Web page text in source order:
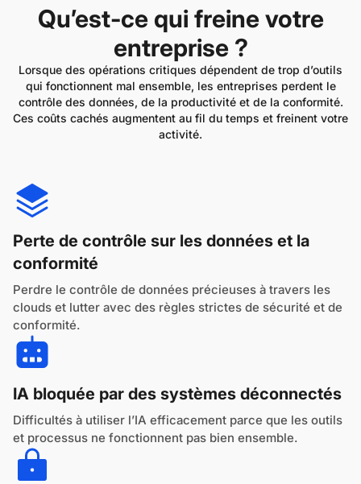
Qu’est-ce qui freine votre
entreprise ?
Lorsque des opérations critiques dépendent de trop d’outils
qui fonctionnent mal ensemble, les entreprises perdent le
contrôle des données, de la productivité et de la conformité.
Ces coûts cachés augmentent au fil du temps et freinent votre
activité.
Perte de contrôle sur les données et la
conformité
Perdre le contrôle de données précieuses à travers les
clouds et lutter avec des règles strictes de sécurité et de
conformité.
IA bloquée par des systèmes déconnectés
Difficultés à utiliser l’IA efficacement parce que les outils
et processus ne fonctionnent pas bien ensemble.